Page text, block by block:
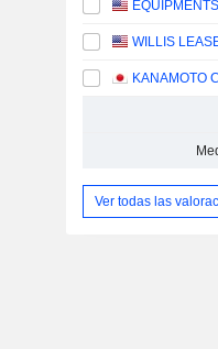
KANAMOTO
Ver todas las